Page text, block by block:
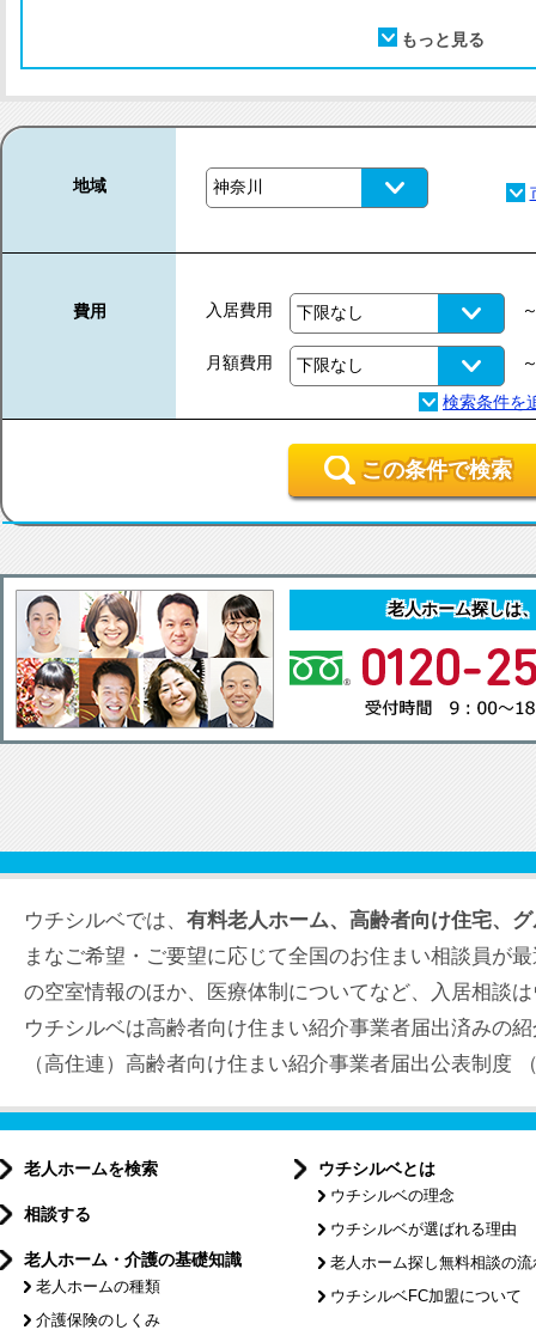
地域
費用 入居費用
月額費用
この条件で検索
老人ホーム探しは
ウチシルベでは、 有料老人ホーム、高齢者向け住宅、
まなご希望・ご要望に応じて全国のお住まい相談員が
の空室情報のほか、医療体制についてなど、入居相談
ウチシルベは高齢者向け住まい紹介事業者届出済みの
（高住連）高齢者向け住まい紹介事業者届出公表制度
老人ホームを検索
相談する
老人ホーム・介護の基礎知識
老人ホームの種類
介護保険のしくみ
ウチシルベとは
ウチシルベの理念
ウチシルベが選ばれる理由
老人ホーム探し無料相談の流
ウチシルベFC加盟について